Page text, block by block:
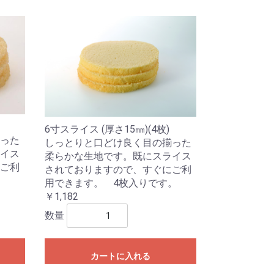
た
ス
利
6寸スライス (厚さ15㎜)(4枚)
しっとりと口どけ良く目の揃った
柔らかな生地です。既にスライス
されておりますので、すぐにご利
用できます。 4枚入りです。
￥1,182
数量
カートに入れる